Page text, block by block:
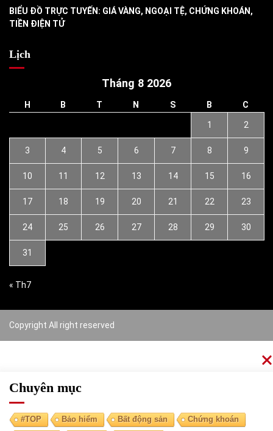
BIỂU ĐỒ TRỰC TUYẾN: GIÁ VÀNG, NGOẠI TỆ, CHỨNG KHOÁN,
TIỀN ĐIỆN TỬ
Lịch
Tháng 8 2026
H B T N S B C
1 2
3 4 5 6 7 8 9
10 11 12 13 14 15 16
17 18 19 20 21 22 23
24 25 26 27 28 29 30
31
« Th7
Copyright All right reserved
Chuyên mục
#TOP Bảo hiểm Bất động sản Chứng khoán